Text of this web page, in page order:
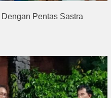
Pentas Sastra